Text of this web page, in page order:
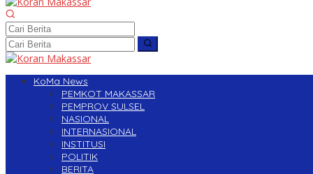
KoMa News
PEMKOT MAKASSAR
PEMPROV SULSEL
NASIONAL
INTERNASIONAL
INSTITUSI
POLITIK
BERITA